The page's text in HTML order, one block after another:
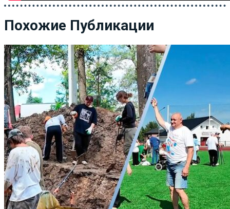
Похожие Публикации